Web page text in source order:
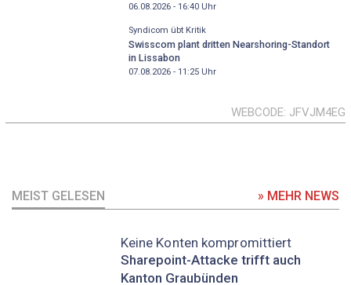
06.08.2026 - 16:40Uhr
Syndicom übt Kritik
Swisscom plant dritten Nearshoring-Standort
in Lissabon
07.08.2026 - 11:25Uhr
WEBCODE JFVJM4EG
MEIST GELESEN » MEHR NEWS
Keine Konten kompromittiert
Sharepoint-Attacke trifft auch
Kanton Graubünden